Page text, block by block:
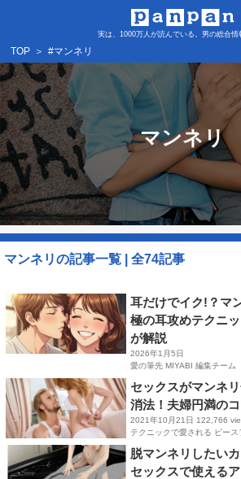
実は、1000万人が読んでいる。男の総合情
TOP ＞ #マンネリ
マンネリ
マンネリの記事一覧 | 全74記事​
耳だけでイク!？マ
極の耳攻めテクニ
が解説
2026年1月5日
愛の筆先 MIYABI 編集チーム
セックスがマンネ
消法！夫婦円満の
2021年10月21日 122,766
テクニックで愛される ピース
脱マンネリしたい
セックスで使える